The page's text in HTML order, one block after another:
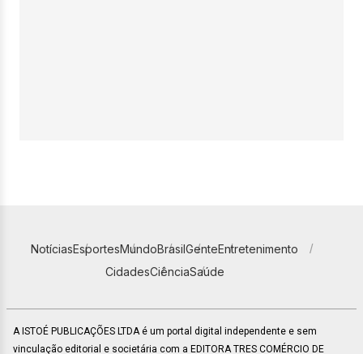
NotíciasEsportesMundoBrasilGenteEntretenimento
CidadesCiênciaSaúde
A ISTOÉ PUBLICAÇÕES LTDA é um portal digital independente e sem
vinculação editorial e societária com a EDITORA TRES COMÉRCIO DE